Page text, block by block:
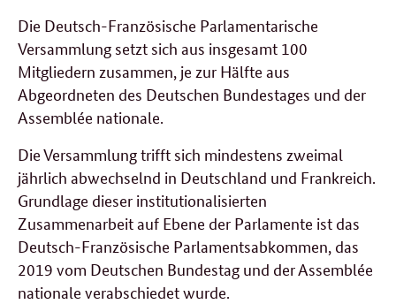
Die Deutsch-Französische Parlamentarische
Versammlung setzt sich aus insgesamt 100
Mitgliedern zusammen, je zur Hälfte aus
Abgeordneten des Deutschen Bundestages und der
Assemblée nationale.
Die Versammlung trifft sich mindestens zweimal
jährlich abwechselnd in Deutschland und Frankreich.
Grundlage dieser institutionalisierten
Zusammenarbeit auf Ebene der Parlamente ist das
Deutsch-Französische Parlamentsabkommen, das
2019 vom Deutschen Bundestag und der Assemblée
nationale verabschiedet wurde.